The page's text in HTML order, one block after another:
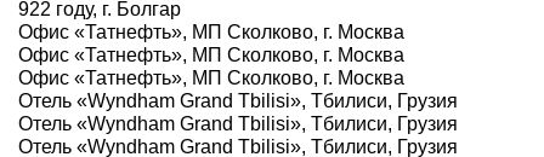
922 году, г. Болгар
Офис «Татнефть», МП Сколково, г. Москва
Офис «Татнефть», МП Сколково, г. Москва
Офис «Татнефть», МП Сколково, г. Москва
Отель «Wyndham Grand Tbilisi», Тбилиси, Грузия
Отель «Wyndham Grand Tbilisi», Тбилиси, Грузия
Отель «Wyndham Grand Tbilisi», Тбилиси, Грузия